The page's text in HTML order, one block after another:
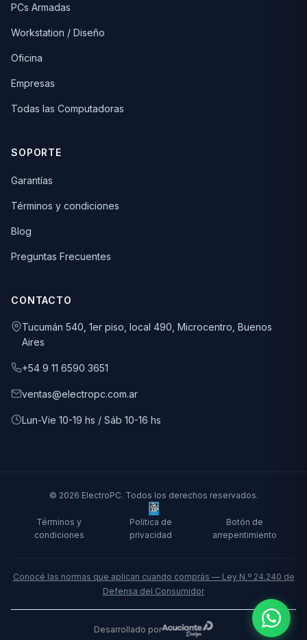
PCs Armadas
Workstation / Diseño
Oficina
Empresas
Todas las Computadoras
SOPORTE
Garantías
Términos y condiciones
Blog
Preguntas Frecuentes
CONTACTO
Tucumán 540, 1er piso, local 490, Microcentro, Buenos
Aires
+54 9 11 6590 3651
ventas@electropc.com.ar
Lun-Vie 10-19 hs / Sáb 10-16 hs
© 2026 ElectroPC. Todos los derechos reservados.
Términos y
condiciones
Política de
privacidad
Botón de
arrepentimiento
Conocé las normas que aplican cuando comprás — Ley N.º 24.240 de
Defensa del Consumidor
Desarrollado por